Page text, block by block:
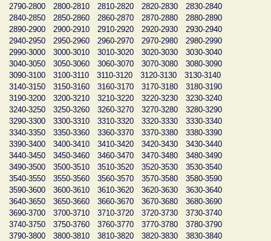
2790-2800
2800-2810 2810-2820 2820-2830
2830-2840
2840-2850
2850-2860 2860-2870 2870-2880
2880-2890
2890-2900
2900-2910 2910-2920 2920-2930
2930-2940
2940-2950
2950-2960 2960-2970 2970-2980
2980-2990
2990-3000
3000-3010 3010-3020 3020-3030
3030-3040
3040-3050
3050-3060 3060-3070 3070-3080
3080-3090
3090-3100
3100-3110 3110-3120 3120-3130
3130-3140
3140-3150
3150-3160 3160-3170 3170-3180
3180-3190
3190-3200
3200-3210 3210-3220 3220-3230
3230-3240
3240-3250
3250-3260 3260-3270 3270-3280
3280-3290
3290-3300
3300-3310 3310-3320 3320-3330
3330-3340
3340-3350
3350-3360 3360-3370 3370-3380
3380-3390
3390-3400
3400-3410 3410-3420 3420-3430
3430-3440
3440-3450
3450-3460 3460-3470 3470-3480
3480-3490
3490-3500
3500-3510 3510-3520 3520-3530
3530-3540
3540-3550
3550-3560 3560-3570 3570-3580
3580-3590
3590-3600
3600-3610 3610-3620 3620-3630
3630-3640
3640-3650
3650-3660 3660-3670 3670-3680
3680-3690
3690-3700
3700-3710 3710-3720 3720-3730
3730-3740
3740-3750
3750-3760 3760-3770 3770-3780
3780-3790
3790-3800
3800-3810 3810-3820 3820-3830
3830-3840